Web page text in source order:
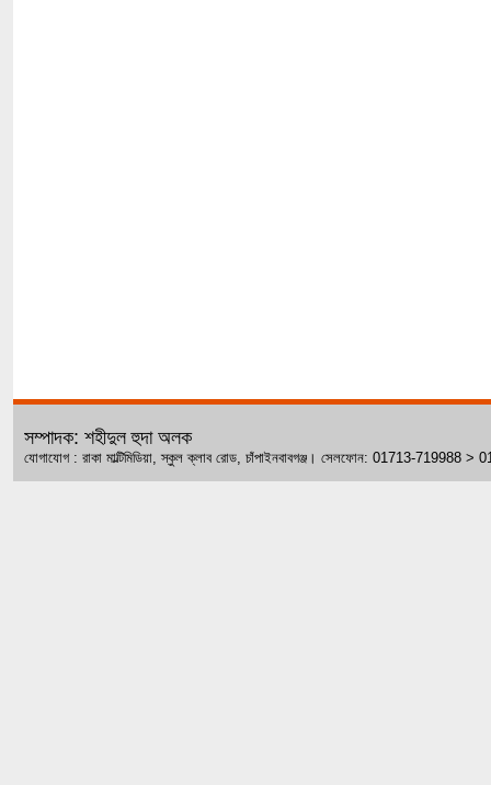
সম্পাদক: শহীদুল হুদা অলক
যোগাযোগ : রাকা মাল্টিমিডিয়া, স্কুল ক্লাব রোড, চাঁপাইনবাবগঞ্জ। সেলফোন: 01713-